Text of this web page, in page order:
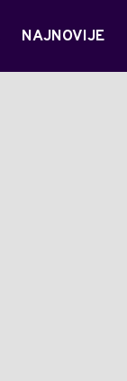
NAJNOVIJE